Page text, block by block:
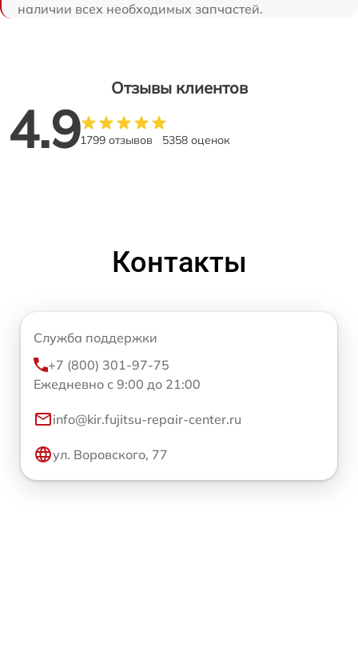
наличии всех необходимых запчастей.
Отзывы клиентов
4.91799 отзывов 5358 оценок
Контакты
Служба поддержки
+7 (800) 301-97-75
Ежедневно с 9:00 до 21:00
info@kir.fujitsu-repair-center.ru
ул. Воровского, 77